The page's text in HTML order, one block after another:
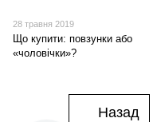
28 травня 2019
Що купити: повзунки або
«чоловічки»?
Назад